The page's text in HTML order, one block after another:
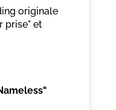
originale
prise" et